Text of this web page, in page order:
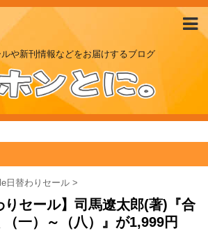
や新刊情報などをお届けするブログ
日替わりセール >
りセール】司馬遼太郎(著)『合
一）～（八）』が1,999円